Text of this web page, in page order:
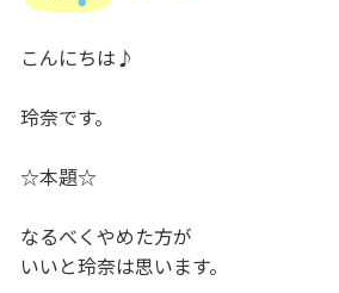
こんにちは♪
玲奈です。
☆本題☆
なるべくやめた方が
いいと玲奈は思います。